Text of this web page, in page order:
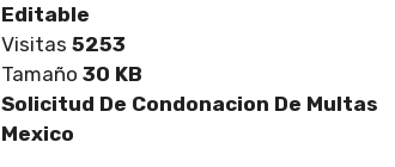
Editable
Visitas 5253
Tamaño 30 KB
Solicitud De Condonacion De Multas
Mexico